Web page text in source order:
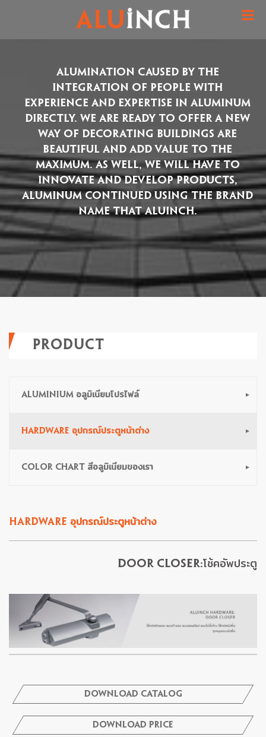
Alumination caused by the
integration of people with
experience and expertise in aluminum
directly. We are ready to offer a new
way of decorating buildings are
beautiful and add value to the
maximum. As well, we will have to
innovate and develop products,
aluminum continued using the brand
name that ALUINCH.
PRODUCT
ALUMINIUM อลูมิเนียมโปรไฟล์
HARDWARE อุปกรณ์ประตูหน้าต่าง
COLOR CHART สีอลูมิเนียมของเรา
HARDWARE อุปกรณ์ประตูหน้าต่าง
Door Closer:โช้คอัพประตู
Download Catalog
Download Price